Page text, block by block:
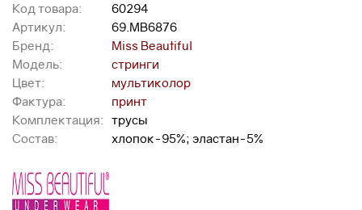
Код товара:
60294
Артикул:
69.MB6876
Бренд:
Miss Beautiful
Модель:
стринги
Цвет:
мультиколор
Фактура:
принт
Комплектация:
трусы
Состав:
хлопок-95%; эластан-5%